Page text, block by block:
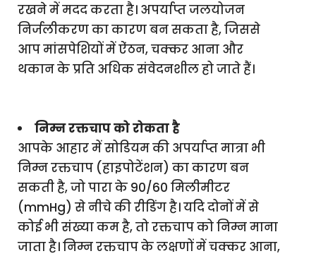
रखने में मदद करता है। अपर्याप्त जलयोजन
निर्जलीकरण का कारण बन सकता है, जिससे
आप मांसपेशियों में ऐंठन, चक्कर आना और
थकान के प्रति अधिक संवेदनशील हो जाते हैं।
निम्न रक्तचाप को रोकता है
आपके आहार में सोडियम की अपर्याप्त मात्रा भी
निम्न रक्तचाप (हाइपोटेंशन) का कारण बन
सकती है, जो पारा के 90/60 मिलीमीटर
(mmHg) से नीचे की रीडिंग है। यदि दोनों में से
कोई भी संख्या कम है, तो रक्तचाप को निम्न माना
जाता है। निम्न रक्तचाप के लक्षणों में चक्कर आना,